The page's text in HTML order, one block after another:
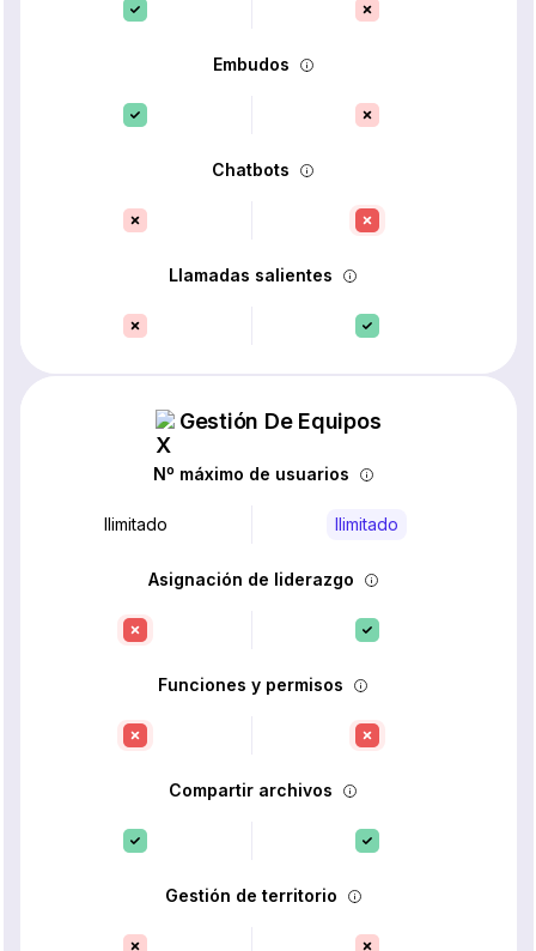
Embudos
Chatbots
Llamadas salientes
Gestión De Equipos
Nº máximo de usuarios
Ilimitado Ilimitado
Asignación de liderazgo
Funciones y permisos
Compartir archivos
Gestión de territorio